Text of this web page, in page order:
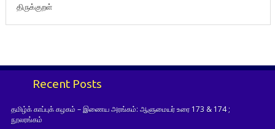
திருக்குறள்
Recent Posts
தமிழ்க் காப்புக் கழகம் – இணைய அரங்கம்: ஆளுமையர் உரை 173 & 174 ;
நூலரங்கம்